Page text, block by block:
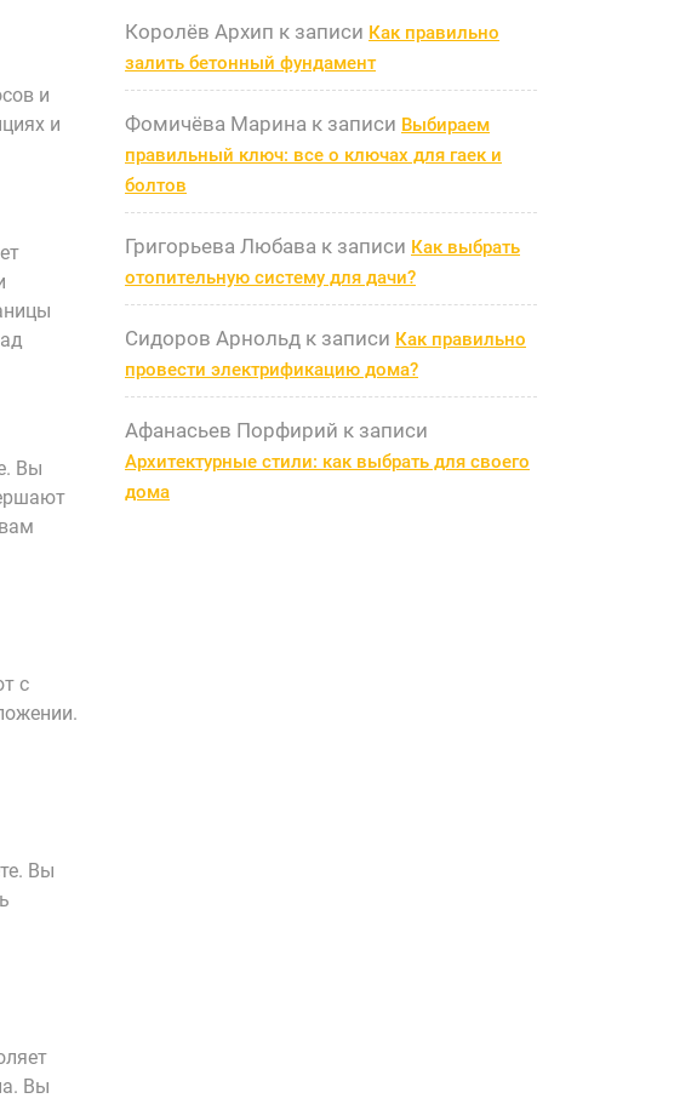
и
и
Вы
с
Вы
Вы
Королёв Архип к записи Как правильно
залить бетонный фундамент
Фомичёва Марина к записи Выбираем
правильный ключ: все о ключах для гаек и
болтов
Григорьева Любава к записи Как выбрать
отопительную систему для дачи?
Сидоров Арнольд к записи Как правильно
провести электрификацию дома?
Афанасьев Порфирий к записи
Архитектурные стили: как выбрать для своего
дома